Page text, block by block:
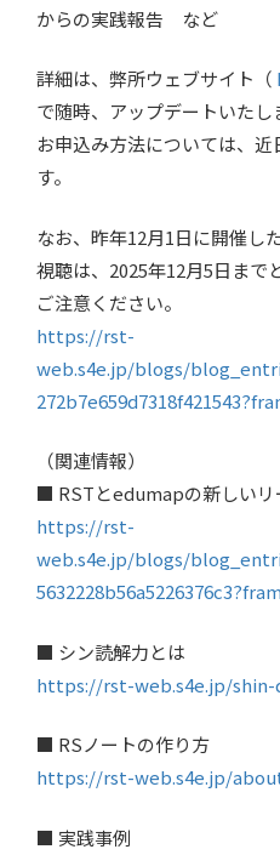
からの実践報告 など
詳細は、弊所ウェブサイト（
で随時、アップデートいたし
お申込み方法については、
す。
なお、昨年12月1日に開催し
視聴は、2025年12月5日まで
ご注意ください。
https://rst-
web.s4e.jp/blogs/
（関連情報）
■ RSTとedumapの新しいリ
https://rst-
web.s4e.jp/blogs/
■ シン読解力とは
https://rst-web.s4e.jp/shin-
■ RSノートの作り方
https://rst-web.s4e.jp/
■ 実践事例